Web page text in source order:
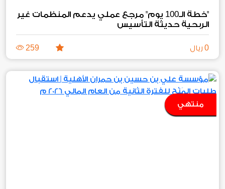
"خطة الـ100
يوم" مرجع عملي يدعم المنظمات غير
الربحية حديثة التأسيس
0 ريال 259
منتهي